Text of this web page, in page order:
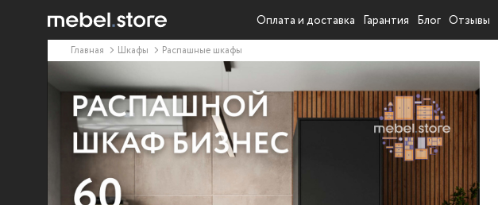
Оплата и доставка Гарантия Блог Отзывы
Главная Шкафы Распашные шкафы